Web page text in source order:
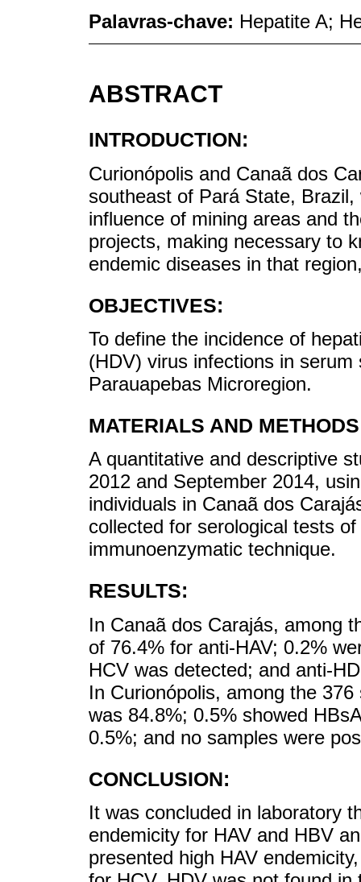
Palavras-chave: Hepatite A;
ABSTRACT
INTRODUCTION:
Curionópolis and Canaã dos
southeast of Pará State,
influence of mining areas and
projects, making necessary to
endemic diseases in that
OBJECTIVES:
To define the incidence of
(HDV) virus infections in
Parauapebas Microregion.
MATERIALS AND
A quantitative and descriptive
2012 and September 2014,
individuals in Canaã dos
collected for serological tests
immunoenzymatic technique.
RESULTS:
In Canaã dos Carajás, among
of 76.4% for anti-HAV; 0.2%
HCV was detected; and anti-
In Curionópolis, among the
was 84.8%; 0.5% showed
0.5%; and no samples were
CONCLUSION:
It was concluded in laboratory
endemicity for HAV and HBV
presented high HAV